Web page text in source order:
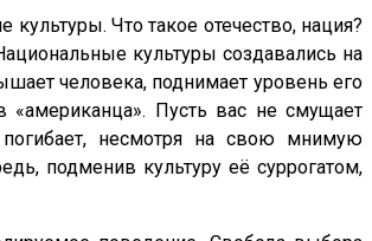
культуры. Что такое отечество, нация?
культуры создавались на
человека, поднимает уровень его
«американца». Пусть вас не смущает
погибает, несмотря на свою мнимую
подменив культуру её суррогатом,